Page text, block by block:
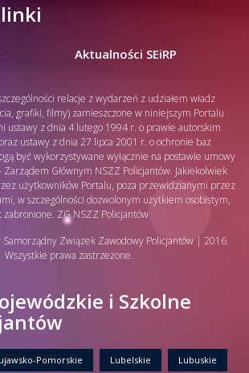
Aktualności SEiRP
relacje z wydarzeń z udziałem władz
grafiki, filmy) zamieszczone w niniejszym Portalu
ustawy z dnia 4 lutego 1994 r. o prawie autorskim
ustawy z dnia 27 lipca 2001 r. o ochronie baz
być wykorzystywane wyłącznie na postawie umowy
Zarządem Głównym NSZZ Policjantów. Jakiekolwiek
użytkowników Portalu, poza przewidzianymi przez
w szczególności dozwolonym użytkiem osobistym,
ZG NSZZ Policjantów
Związek Zawodowy Policjantów | 2016.
Wszystkie prawa zastrzeżone.
i Szkolne
Pomorskie Lubelskie Lubuskie